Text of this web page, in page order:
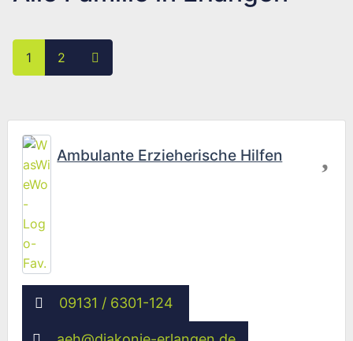
Posts navigation
1 2 Ältere Beiträge
Ambulante Erzieherische Hilfen
09131 / 6301-124